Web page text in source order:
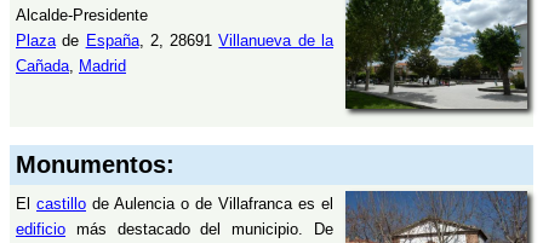
Alcalde-Presidente
Plazade España, 2, 28691Villanueva de la
Cañada, Madrid
Monumentos:
El castillo de Aulencia o de Villafranca es el
edificio más destacado del municipio. De